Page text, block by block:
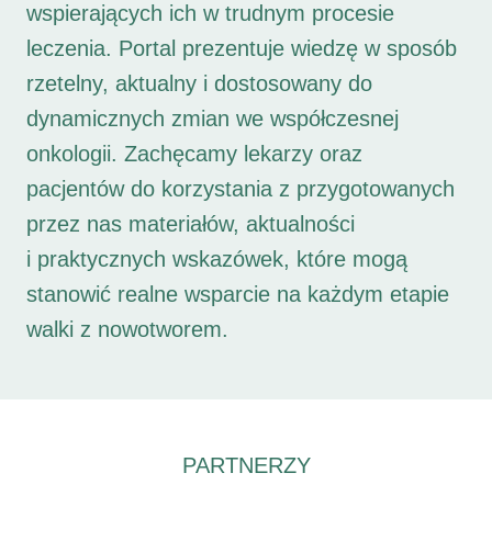
wspierających ich w trudnym procesie
leczenia. Portal prezentuje wiedzę w sposób
rzetelny, aktualny i dostosowany do
dynamicznych zmian we współczesnej
onkologii. Zachęcamy lekarzy oraz
pacjentów do korzystania z przygotowanych
przez nas materiałów, aktualności
i praktycznych wskazówek, które mogą
stanowić realne wsparcie na każdym etapie
walki z nowotworem.
PARTNERZY